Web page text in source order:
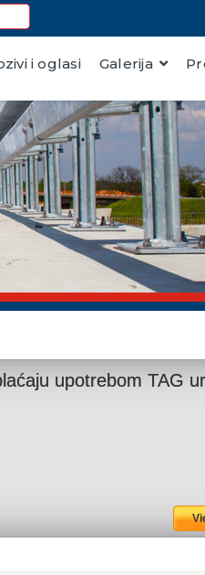
i oglasi Galerija
upotrebom TAG